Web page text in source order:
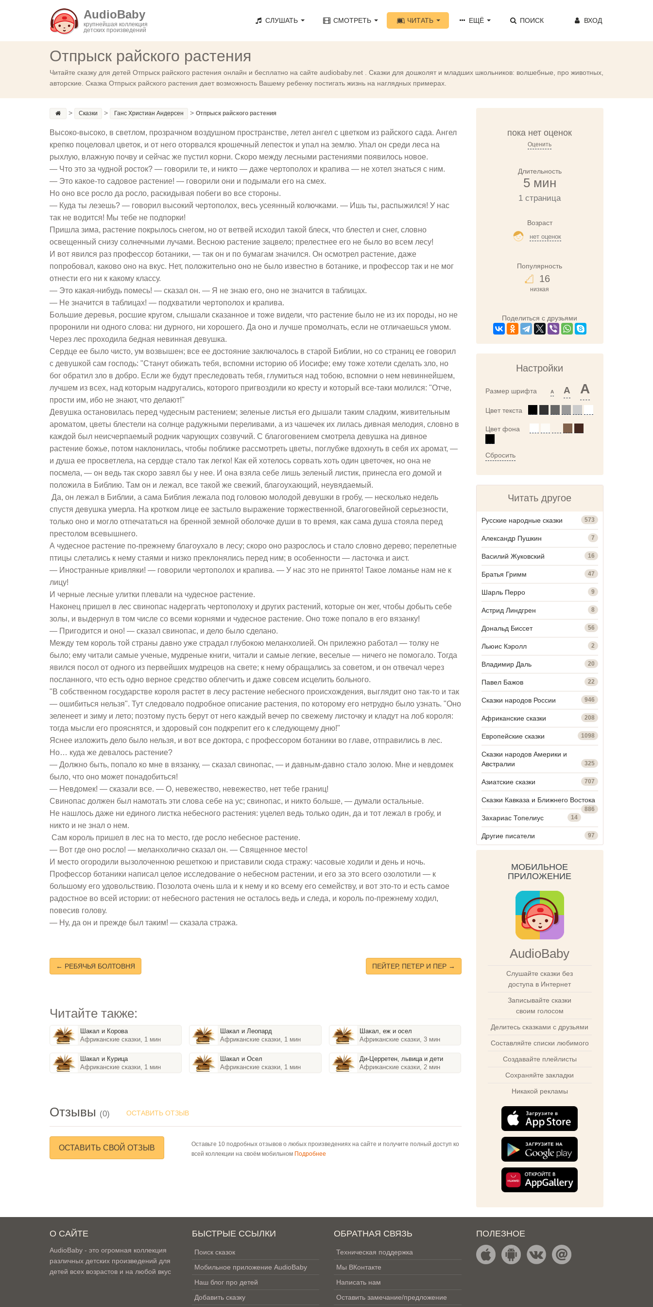
AudioBaby
крупнейшая коллекция
детских произведений
СЛУШАТЬ СМОТРЕТЬ ЧИТАТЬ ЕЩЁ ПОИСК ВХОД
Отпрыск райского растения
Читайте сказку для детей Отпрыск райского растения онлайн и бесплатно на сайте audiobaby.net . Сказки для дошколят и младших школьников: волшебные, про животных,
авторские. Сказка Отпрыск райского растения дает возможность Вашему ребенку постигать жизнь на наглядных примерах.
> Сказки > Ганс Христиан Андерсен > Отпрыск райского растения
Высоко-высоко, в светлом, прозрачном воздушном пространстве, летел ангел с цветком из райского сада. Ангел
крепко поцеловал цветок, и от него оторвался крошечный лепесток и упал на землю. Упал он среди леса на
рыхлую, влажную почву и сейчас же пустил корни. Скоро между лесными растениями появилось новое.
— Что это за чудной росток? — говорили те, и никто — даже чертополох и крапива — не хотел знаться с ним.
— Это какое-то садовое растение! — говорили они и подымали его на смех.
Но оно все росло да росло, раскидывая побеги во все стороны.
— Куда ты лезешь? — говорил высокий чертополох, весь усеянный колючками. — Ишь ты, распыжился! У нас
так не водится! Мы тебе не подпорки!
Пришла зима, растение покрылось снегом, но от ветвей исходил такой блеск, что блестел и снег, словно
освещенный снизу солнечными лучами. Весною растение зацвело; прелестнее его не было во всем лесу!
И вот явился раз профессор ботаники, — так он и по бумагам значился. Он осмотрел растение, даже
попробовал, каково оно на вкус. Нет, положительно оно не было известно в ботанике, и профессор так и не мог
отнести его ни к какому классу.
— Это какая-нибудь помесь! — сказал он. — Я не знаю его, оно не значится в таблицах.
— Не значится в таблицах! — подхватили чертополох и крапива.
Большие деревья, росшие кругом, слышали сказанное и тоже видели, что растение было не из их породы, но не
проронили ни одного слова: ни дурного, ни хорошего. Да оно и лучше промолчать, если не отличаешься умом.
Через лес проходила бедная невинная девушка.
Сердце ее было чисто, ум возвышен; все ее достояние заключалось в старой Библии, но со страниц ее говорил
с девушкой сам господь: "Станут обижать тебя, вспомни историю об Иосифе; ему тоже хотели сделать зло, но
бог обратил зло в добро. Если же будут преследовать тебя, глумиться над тобою, вспомни о нем невиннейшем,
лучшем из всех, над которым надругались, которого пригвоздили ко кресту и который все-таки молился: "Отче,
прости им, ибо не знают, что делают!"
Девушка остановилась перед чудесным растением; зеленые листья его дышали таким сладким, живительным
ароматом, цветы блестели на солнце радужными переливами, а из чашечек их лилась дивная мелодия, словно в
каждой был неисчерпаемый родник чарующих созвучий. С благоговением смотрела девушка на дивное
растение божье, потом наклонилась, чтобы поближе рассмотреть цветы, поглубже вдохнуть в себя их аромат, —
и душа ее просветлела, на сердце стало так легко! Как ей хотелось сорвать хоть один цветочек, но она не
посмела, — он ведь так скоро завял бы у нее. И она взяла себе лишь зеленый листик, принесла его домой и
положила в Библию. Там он и лежал, все такой же свежий, благоухающий, неувядаемый.
Да, он лежал в Библии, а сама Библия лежала под головою молодой девушки в гробу, — несколько недель
спустя девушка умерла. На кротком лице ее застыло выражение торжественной, благоговейной серьезности,
только оно и могло отпечататься на бренной земной оболочке души в то время, как сама душа стояла перед
престолом всевышнего.
А чудесное растение по-прежнему благоухало в лесу; скоро оно разрослось и стало словно дерево; перелетные
птицы слетались к нему стаями и низко преклонялись перед ним; в особенности — ласточка и аист.
— Иностранные кривляки! — говорили чертополох и крапива. — У нас это не принято! Такое ломанье нам не к
лицу!
И черные лесные улитки плевали на чудесное растение.
Наконец пришел в лес свинопас надергать чертополоху и других растений, которые он жег, чтобы добыть себе
золы, и выдернул в том числе со всеми корнями и чудесное растение. Оно тоже попало в его вязанку!
— Пригодится и оно! — сказал свинопас, и дело было сделано.
Между тем король той страны давно уже страдал глубокою меланхолией. Он прилежно работал — толку не
было; ему читали самые ученые, мудреные книги, читали и самые легкие, веселые — ничего не помогало. Тогда
явился посол от одного из первейших мудрецов на свете; к нему обращались за советом, и он отвечал через
посланного, что есть одно верное средство облегчить и даже совсем исцелить больного.
"В собственном государстве короля растет в лесу растение небесного происхождения, выглядит оно так-то и так
— ошибиться нельзя". Тут следовало подробное описание растения, по которому его нетрудно было узнать. "Оно
зеленеет и зиму и лето; поэтому пусть берут от него каждый вечер по свежему листочку и кладут на лоб короля:
тогда мысли его прояснятся, и здоровый сон подкрепит его к следующему дню!"
Яснее изложить дело было нельзя, и вот все доктора, с профессором ботаники во главе, отправились в лес.
Но… куда же девалось растение?
— Должно быть, попало ко мне в вязанку, — сказал свинопас, — и давным-давно стало золою. Мне и невдомек
было, что оно может понадобиться!
— Невдомек! — сказали все. — О, невежество, невежество, нет тебе границ!
Свинопас должен был намотать эти слова себе на ус; свинопас, и никто больше, — думали остальные.
Не нашлось даже ни единого листка небесного растения: уцелел ведь только один, да и тот лежал в гробу, и
никто и не знал о нем.
Сам король пришел в лес на то место, где росло небесное растение.
— Вот где оно росло! — меланхолично сказал он. — Священное место!
И место огородили вызолоченною решеткою и приставили сюда стражу: часовые ходили и день и ночь.
Профессор ботаники написал целое исследование о небесном растении, и его за это всего озолотили — к
большому его удовольствию. Позолота очень шла и к нему и ко всему его семейству, и вот это-то и есть самое
радостное во всей истории: от небесного растения не осталось ведь и следа, и король по-прежнему ходил,
повесив голову.
— Ну, да он и прежде был таким! — сказала стража.
← РЕБЯЧЬЯ БОЛТОВНЯ ПЕЙТЕР, ПЕТЕР И ПЕР →
Читайте также:
Шакал и Корова
Африканские сказки, 1 мин
Шакал и Курица
Африканские сказки, 1 мин
Шакал и Леопард
Африканские сказки, 1 мин
Шакал и Осел
Африканские сказки, 1 мин
Шакал, еж и осел
Африканские сказки, 3 мин
Ди-Церретен, львица и дети
Африканские сказки, 2 мин
Отзывы (0) ОСТАВИТЬ ОТЗЫВ
ОСТАВИТЬ СВОЙ ОТЗЫВ
Оставьте 10 подробных отзывов о любых произведениях на сайте и получите полный доступ ко
всей коллекции на своём мобильном Подробнее
пока нет оценок
Оценить
Длительность
5 мин
1 страница
Возраст
нет оценок
Популярность
16
низкая
Поделиться с друзьями
Настройки
Размер шрифта A A A
Цвет текста
Цвет фона
Сбросить
Читать другое
Русские народные сказки 573
Александр Пушкин 7
Василий Жуковский 16
Братья Гримм 47
Шарль Перро 9
Астрид Линдгрен 8
Дональд Биссет 56
Льюис Кэролл 2
Владимир Даль 20
Павел Бажов 22
Сказки народов России 946
Африканские сказки 208
Европейские сказки 1098
Сказки народов Америки и
Австралии
325
Азиатские сказки 707
Сказки Кавказа и Ближнего Востока
886
Захариас Топелиус 14
Другие писатели 97
МОБИЛЬНОЕ
ПРИЛОЖЕНИЕ
AudioBaby
Слушайте сказки без
доступа в Интернет
Записывайте сказки
своим голосом
Делитесь сказками с друзьями
Составляйте списки любимого
Создавайте плейлисты
Сохраняйте закладки
Никакой рекламы
О САЙТЕ
AudioBaby - это огромная коллекция
различных детских произведений для
детей всех возрастов и на любой вкус
БЫСТРЫЕ ССЫЛКИ
Поиск сказок
Мобильное приложение AudioBaby
Наш блог про детей
Добавить сказку
ОБРАТНАЯ СВЯЗЬ
Техническая поддержка
Мы ВКонтакте
Написать нам
Оставить замечание/предложение
ПОЛЕЗНОЕ